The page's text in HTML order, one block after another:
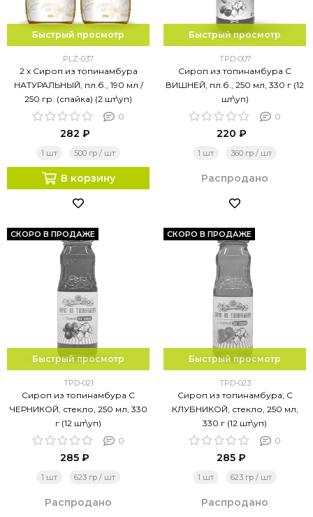
Быстрый просмотр
PLZ-037
2 х Сироп из топинамбура
НАТУРАЛЬНЫЙ, пл.б., 190 мл /
250 гр. (спайка) (2 шт\уп)
0
282 ₽
1 шт 500 гр / шт
В корзину
Быстрый просмотр
TPD-007
Сироп из топинамбура С
ВИШНЕЙ, пл.б., 250 мл, 330 г (12
шт\уп)
0
220 ₽
1 шт 360 гр / шт
Распродано
СКОРО В ПРОДАЖЕ
Быстрый просмотр
TPD-021
Сироп из топинамбура С
ЧЕРНИКОЙ, стекло, 250 мл, 330
г (12 шт\уп)
0
285 ₽
1 шт 623 гр / шт
Распродано
СКОРО В ПРОДАЖЕ
Быстрый просмотр
TPD-023
Сироп из топинамбура, С
КЛУБНИКОЙ, стекло, 250 мл,
330 г (12 шт\уп)
0
285 ₽
1 шт 623 гр / шт
Распродано